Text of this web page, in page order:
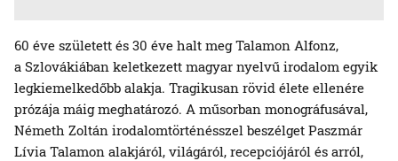
60 éve született és 30 éve halt meg Talamon Alfonz,
a Szlovákiában keletkezett magyar nyelvű irodalom egyik
legkiemelkedőbb alakja. Tragikusan rövid élete ellenére
prózája máig meghatározó. A műsorban monográfusával,
Németh Zoltán irodalomtörténésszel beszélget Paszmár
Lívia Talamon alakjáról, világáról, recepciójáról és arról,